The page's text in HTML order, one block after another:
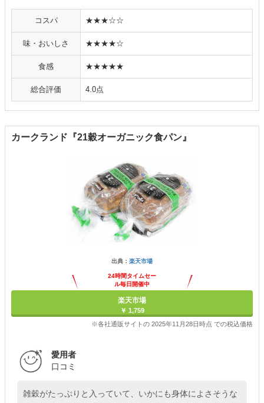
コスパ ★★★☆☆
味・おいしさ ★★★★☆
食感 ★★★★★
総合評価 4.0点
カークランド『21穀オーガニック食パン』
出典： 楽天市場
24時間タイムセー
ル毎日開催中
楽天市場
￥ 1,759
※各社通販サイトの 2025年11月28日時点 での税込価格
愛用者
口コミ
雑穀がたっぷりと入っていて、いかにも身体によさそうな